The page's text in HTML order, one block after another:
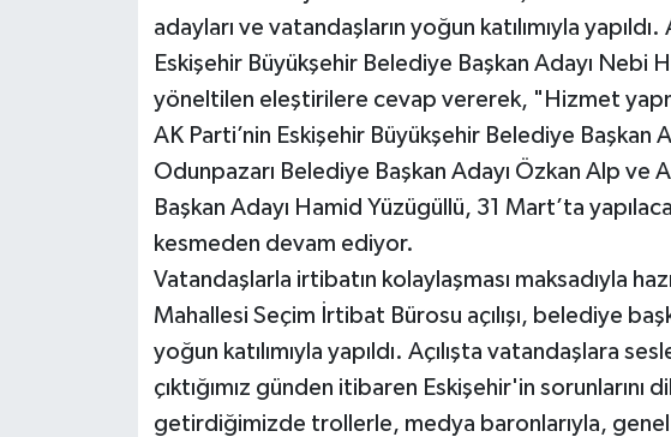
adayları ve vatandaşların yoğun katılımıyla
Eskişehir Büyükşehir Belediye Başkan Adayı
yöneltilen eleştirilere cevap vererek, "Hizmet
AK Parti’nin Eskişehir Büyükşehir Belediye
Odunpazarı Belediye Başkan Adayı Özkan Alp ve
Başkan Adayı Hamid Yüzügüllü, 31 Mart’ta
kesmeden devam ediyor.
Vatandaşlarla irtibatın kolaylaşması maksadıyla
Mahallesi Seçim İrtibat Bürosu açılışı, belediye
yoğun katılımıyla yapıldı. Açılışta vatandaşlara
çıktığımız günden itibaren Eskişehir'in
getirdiğimizde trollerle, medya baronlarıyla, genel